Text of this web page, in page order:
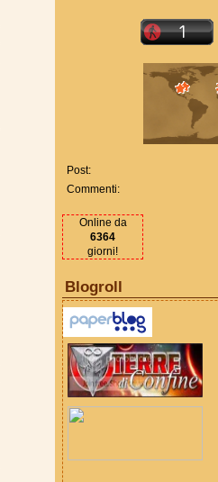
Post:
Commenti:
Online da
6364
giorni!
Blogroll